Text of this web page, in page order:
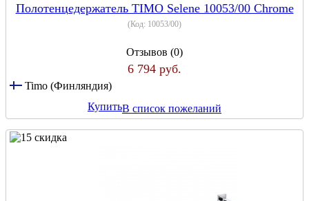
Полотенцедержатель TIMO Selene 10053/00 Chrome
(Код: 10053/00)
Отзывов (0)
6 794 руб.
Timo (Финляндия)
КупитьВ список пожеланий